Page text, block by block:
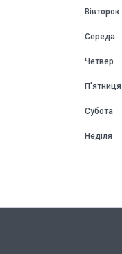
Вівторок
Середа
Четвер
Пʼятниця
Субота
Неділя